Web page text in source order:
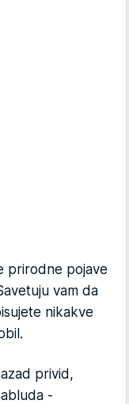
prirodne pojave
vam da
nikakve
privid,
-